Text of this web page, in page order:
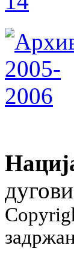
дугови